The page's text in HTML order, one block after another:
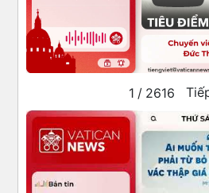
1 / 2616